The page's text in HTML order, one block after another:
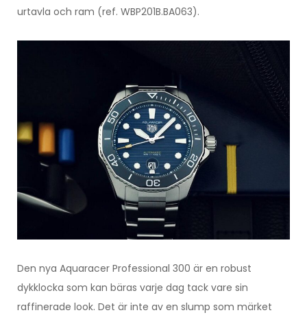
urtavla och ram (ref. WBP201B.BA063).
Den nya Aquaracer Professional 300 är en robust
dykklocka som kan bäras varje dag tack vare sin
raffinerade look. Det är inte av en slump som märket